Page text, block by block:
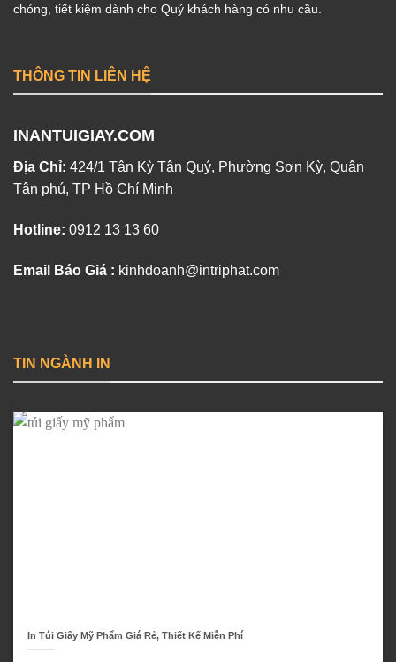
chóng, tiết kiệm dành cho Quý khách hàng có nhu cầu.
THÔNG TIN LIÊN HỆ
INANTUIGIAY.COM
Địa Chỉ: 424/1 Tân Kỳ Tân Quý, Phường Sơn Kỳ, Quận
Tân phú, TP Hồ Chí Minh
Hotline: 0912 13 13 60
Email Báo Giá : kinhdoanh@intriphat.com
TIN NGÀNH IN
In Túi Giấy Mỹ Phẩm Giá Rẻ, Thiết Kế Miễn Phí